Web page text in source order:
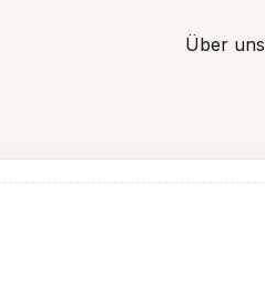
Über uns